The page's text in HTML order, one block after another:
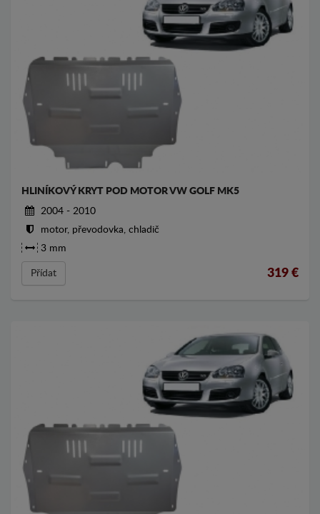
HLINÍKOVÝ KRYT POD MOTOR VW GOLF MK5
2004 - 2010
motor, převodovka, chladič
3 mm
Přídat 319 €